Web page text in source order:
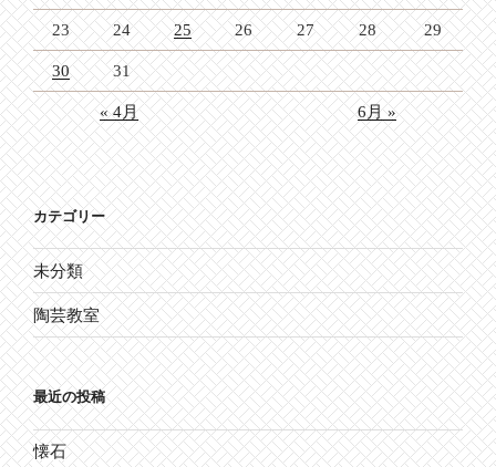
23 24 25 26 27 28 29
30 31
« 4月 6月 »
カテゴリー
未分類
陶芸教室
最近の投稿
懐石